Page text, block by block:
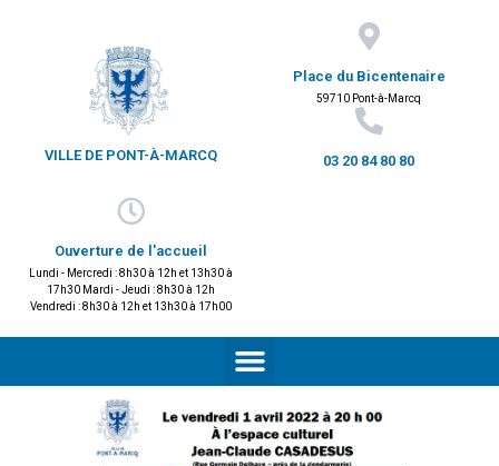
VILLE DE PONT-À-MARCQ
Place du Bicentenaire
59710 Pont-à-Marcq
03 20 84 80 80
Ouverture de l'accueil
Lundi - Mercredi : 8h30 à 12h et 13h30 à
17h30 Mardi - Jeudi : 8h30 à 12h
Vendredi : 8h30 à 12h et 13h30 à 17h00